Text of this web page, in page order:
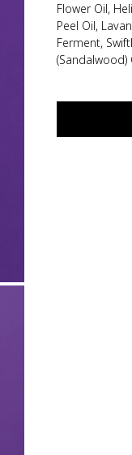
Flower Oil,
Peel Oil,
Ferment,
(Sandalwood)